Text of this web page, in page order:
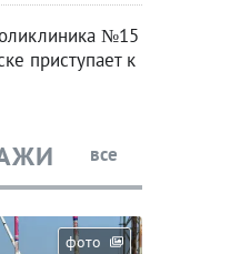
№15
приступает к
все
фото